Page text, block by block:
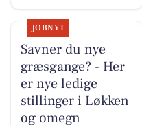
JOBNYT
Savner du nye
græsgange? - Her
er nye ledige
stillinger i Løkken
og omegn